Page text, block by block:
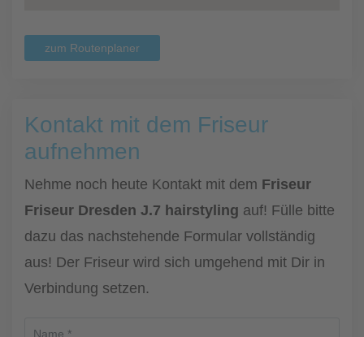
zum Routenplaner
Kontakt mit dem Friseur
aufnehmen
Nehme noch heute Kontakt mit dem Friseur
Friseur Dresden J.7 hairstyling auf! Fülle bitte
dazu das nachstehende Formular vollständig
aus! Der Friseur wird sich umgehend mit Dir in
Verbindung setzen.